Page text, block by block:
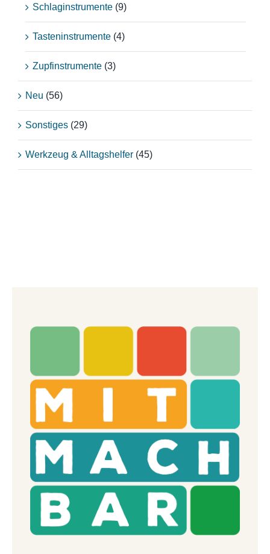
Schlaginstrumente (9)
Tasteninstrumente (4)
Zupfinstrumente (3)
Neu (56)
Sonstiges (29)
Werkzeug & Alltagshelfer (45)